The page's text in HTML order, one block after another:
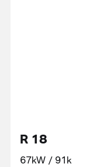
R 18
67kW / 91k